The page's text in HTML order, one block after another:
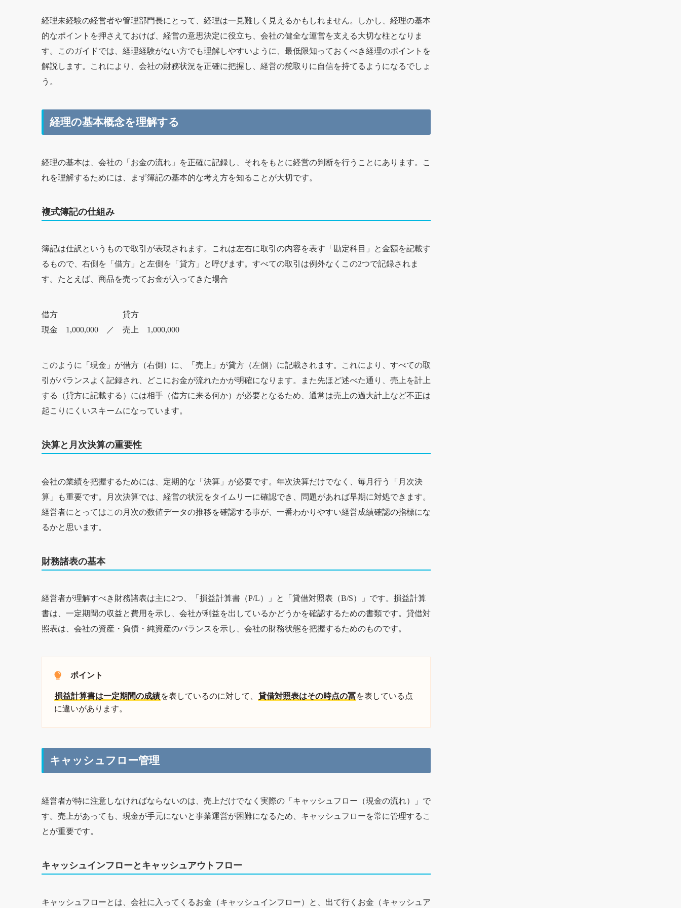
経理未経験の経営者や管理部門長にとって、経理は一見難しく見えるかもしれません。しかし、経理の基本
的なポイントを押さえておけば、経営の意思決定に役立ち、会社の健全な運営を支える大切な柱となりま
す。このガイドでは、経理経験がない方でも理解しやすいように、最低限知っておくべき経理のポイントを
解説します。これにより、会社の財務状況を正確に把握し、経営の舵取りに自信を持てるようになるでしょ
う。
経理の基本概念を理解する
経理の基本は、会社の「お金の流れ」を正確に記録し、それをもとに経営の判断を行うことにあります。こ
れを理解するためには、まず簿記の基本的な考え方を知ることが大切です。
複式簿記の仕組み
簿記は仕訳というもので取引が表現されます。これは左右に取引の内容を表す「勘定科目」と金額を記載す
るもので、右側を「借方」と左側を「貸方」と呼びます。すべての取引は例外なくこの2つで記録されま
す。たとえば、商品を売ってお金が入ってきた場合
借方 貸方
現金 1,000,000 ／ 売上 1,000,000
このように「現金」が借方（右側）に、「売上」が貸方（左側）に記載されます。これにより、すべての取
引がバランスよく記録され、どこにお金が流れたかが明確になります。また先ほど述べた通り、売上を計上
する（貸方に記載する）には相手（借方に来る何か）が必要となるため、通常は売上の過大計上など不正は
起こりにくいスキームになっています。
決算と月次決算の重要性
会社の業績を把握するためには、定期的な「決算」が必要です。年次決算だけでなく、毎月行う「月次決
算」も重要です。月次決算では、経営の状況をタイムリーに確認でき、問題があれば早期に対処できます。
経営者にとってはこの月次の数値データの推移を確認する事が、一番わかりやすい経営成績確認の指標にな
るかと思います。
財務諸表の基本
経営者が理解すべき財務諸表は主に2つ、「損益計算書（P/L）」と「貸借対照表（B/S）」です。損益計算
書は、一定期間の収益と費用を示し、会社が利益を出しているかどうかを確認するための書類です。貸借対
照表は、会社の資産・負債・純資産のバランスを示し、会社の財務状態を把握するためのものです。
ポイント
損益計算書は一定期間の成績を表しているのに対して、 貸借対照表はその時点の冨を表している点
に違いがあります。
キャッシュフロー管理
経営者が特に注意しなければならないのは、売上だけでなく実際の「キャッシュフロー（現金の流れ）」で
す。売上があっても、現金が手元にないと事業運営が困難になるため、キャッシュフローを常に管理するこ
とが重要です。
キャッシュインフローとキャッシュアウトフロー
キャッシュフローとは、会社に入ってくるお金（キャッシュインフロー）と、出て行くお金（キャッシュア